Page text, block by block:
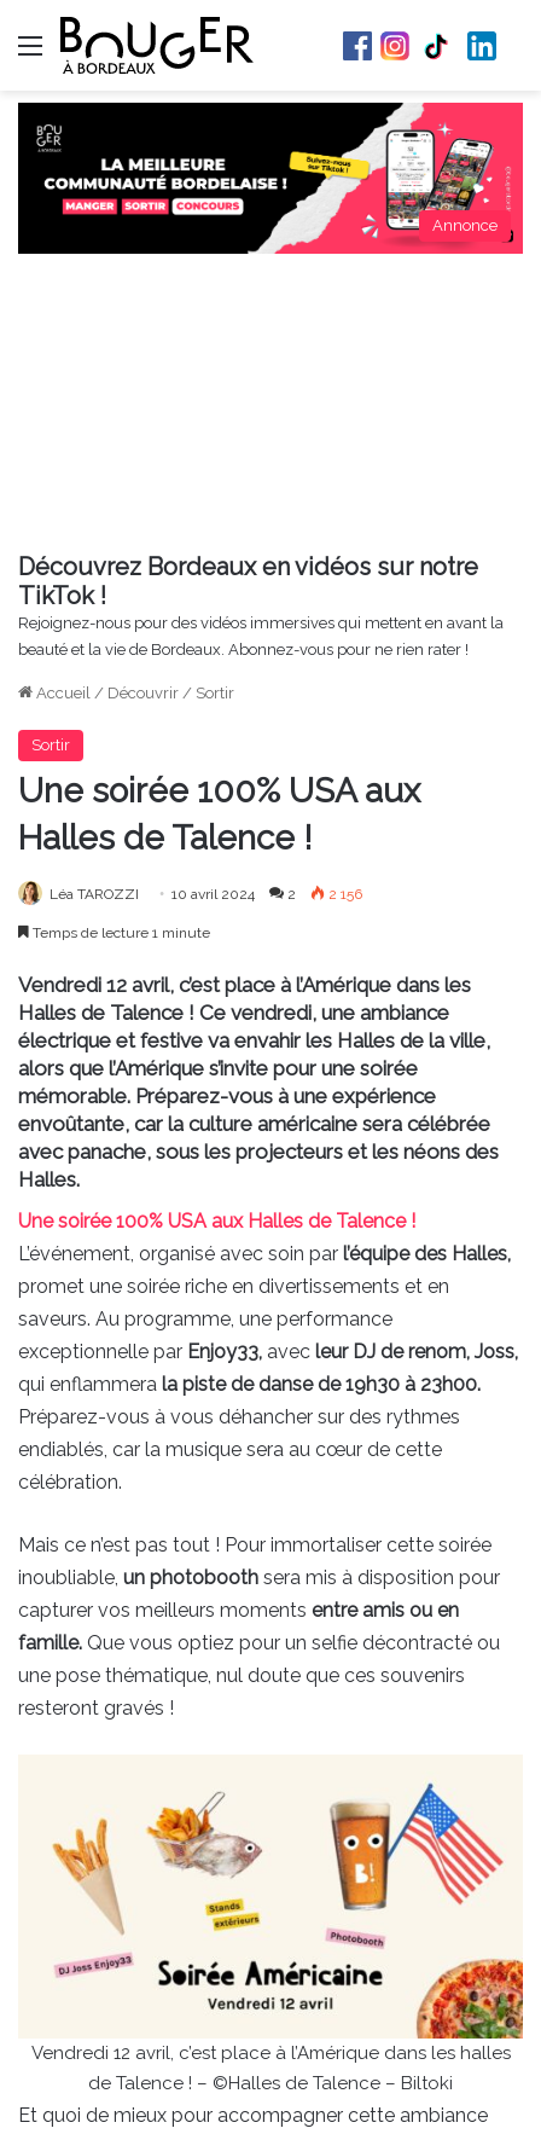
Menu
Annonce
Découvrez Bordeaux en vidéos sur notre
TikTok !
Rejoignez-nous pour des vidéos immersives qui mettent en avant la
beauté et la vie de Bordeaux. Abonnez-vous pour ne rien rater !
Accueil / Découvrir / Sortir
Sortir
Une soirée 100% USA aux
Halles de Talence !
Léa TAROZZI 10 avril 2024 2 2 156
Temps de lecture 1 minute
Vendredi 12 avril, c’est place à l’Amérique dans les
Halles de Talence ! Ce vendredi, une ambiance
électrique et festive va envahir les Halles de la ville,
alors que l’Amérique s’invite pour une soirée
mémorable. Préparez-vous à une expérience
envoûtante, car la culture américaine sera célébrée
avec panache, sous les projecteurs et les néons des
Halles.
Une soirée 100% USA aux Halles de Talence !
L’événement, organisé avec soin par l’équipe des Halles,
promet une soirée riche en divertissements et en
saveurs. Au programme, une performance
exceptionnelle par Enjoy33, avec leur DJ de renom, Joss,
qui enflammera la piste de danse de 19h30 à 23h00.
Préparez-vous à vous déhancher sur des rythmes
endiablés, car la musique sera au cœur de cette
célébration.
Mais ce n’est pas tout ! Pour immortaliser cette soirée
inoubliable, un photobooth sera mis à disposition pour
capturer vos meilleurs moments entre amis ou en
famille. Que vous optiez pour un selfie décontracté ou
une pose thématique, nul doute que ces souvenirs
resteront gravés !
Vendredi 12 avril, c’est place à l’Amérique dans les halles
de Talence ! – ©Halles de Talence – Biltoki
Et quoi de mieux pour accompagner cette ambiance